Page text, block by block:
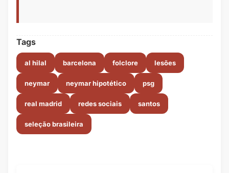
Tags
al hilal barcelona folclore lesões
neymar neymar hipotético psg
real madrid redes sociais santos
seleção brasileira